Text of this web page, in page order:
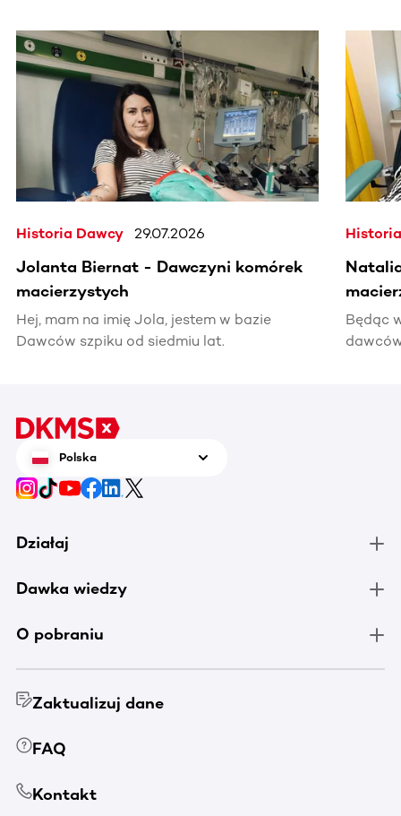
Ta sekcja zawiera treści przewijane w poziomie. Użyj
Historia Dawcy 29.07.2026
Jolanta Biernat - Dawczyni komórek
macierzystych
Hej, mam na imię Jola, jestem w bazie
Dawców szpiku od siedmiu lat.
Będąc
Polska
Działaj
Dawka wiedzy
O pobraniu
Zaktualizuj dane
FAQ
Kontakt